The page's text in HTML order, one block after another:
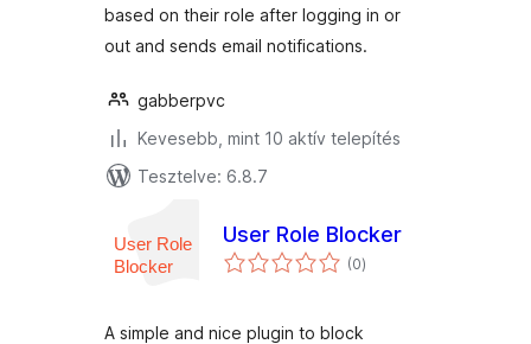
based on their role after logging in or
out and sends email notifications.
gabberpvc
Kevesebb, mint 10 aktív telepítés
Tesztelve: 6.8.7
User Role Blocker
(0értékelés
összesen
)
A simple and nice plugin to block